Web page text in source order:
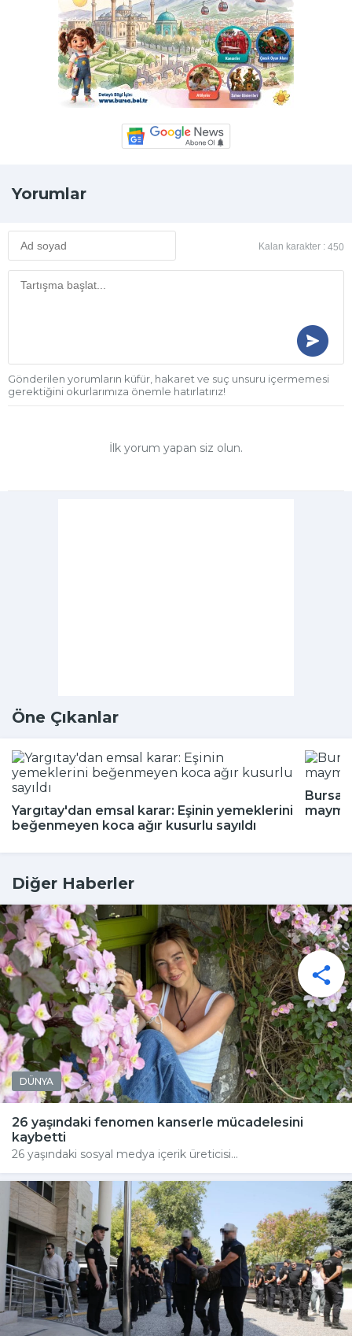
Yorumlar
Kalan karakter : 450
Gönderilen yorumların küfür, hakaret ve suç unsuru içermemesi
gerektiğini okurlarımıza önemle hatırlatırız!
İlk yorum yapan siz olun.
Öne Çıkanlar
Yargıtay'dan emsal karar: Eşinin yemeklerini
beğenmeyen koca ağır kusurlu sayıldı
Diğer Haberler
DÜNYA
26 yaşındaki fenomen kanserle mücadelesini
kaybetti
26 yaşındaki sosyal medya içerik üreticisi...